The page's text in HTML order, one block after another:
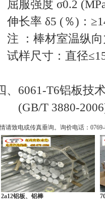
屈服强度 σ0.2
伸长率 δ5 (％)：
注 ：棒材室温纵向
试样尺寸：直径
、6061-T6铝板技
(GB/T 3880-
请致电或传真垂询。询价电话：
铝板、铝棒